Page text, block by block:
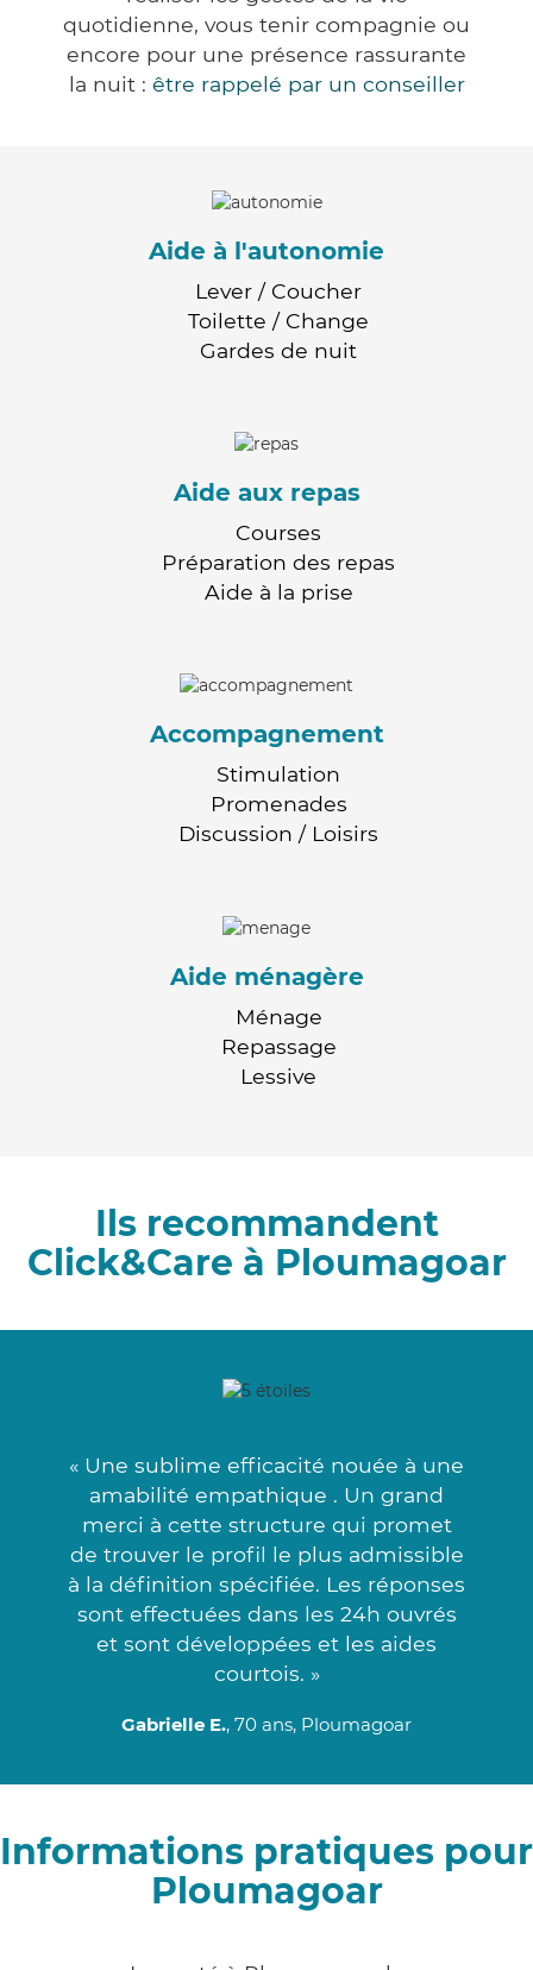
quotidienne, vous tenir compagnie ou
encore pour une présence rassurante
la nuit : être rappelé par un conseiller
Aide à l'autonomie
Lever / Coucher
Toilette / Change
Gardes de nuit
Aide aux repas
Courses
Préparation des repas
Aide à la prise
Accompagnement
Stimulation
Promenades
Discussion / Loisirs
Aide ménagère
Ménage
Repassage
Lessive
Ils recommandent
Click&Care à Ploumagoar
« Une sublime efficacité nouée à une
amabilité empathique . Un grand
merci à cette structure qui promet
de trouver le profil le plus admissible
à la définition spécifiée. Les réponses
sont effectuées dans les 24h ouvrés
et sont développées et les aides
courtois. »
Gabrielle E., 70 ans, Ploumagoar
Informations pratiques pour
Ploumagoar